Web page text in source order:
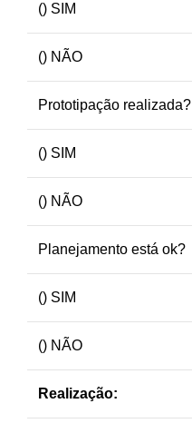
() SIM
() NÃO
Prototipação realizada?
() SIM
() NÃO
Planejamento está ok?
() SIM
() NÃO
Realização: